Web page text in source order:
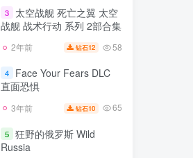
3
太空战舰 死亡之翼 太空
战舰 战术行动 系列 2部合集
2年前 钻石12 58
4
Face Your Fears DLC
直面恐惧
3年前 钻石10 65
5 狂野的俄罗斯 Wild
Russia
Definitive Edition v1.1.2版
官方中文
1年前 钻石 9 137
3
太空战舰 死亡之翼 太空
2年前
4
Face Your Fears DLC
直面恐惧
3年前